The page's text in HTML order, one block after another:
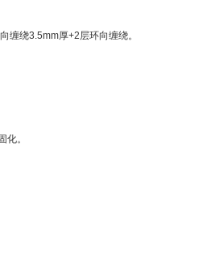
绕3.5mm厚+2层环向缠绕。
。